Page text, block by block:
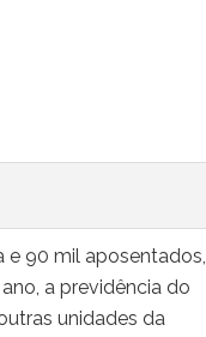
e 90 mil aposentados,
a previdência do
unidades da